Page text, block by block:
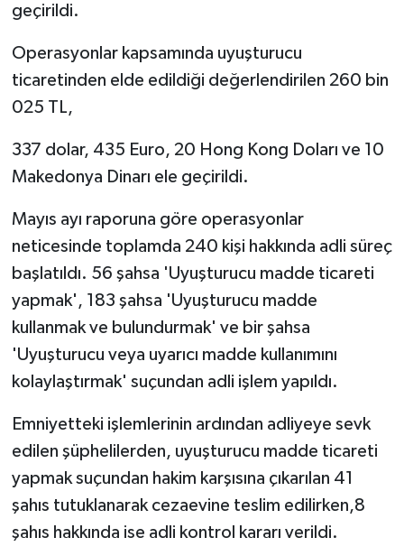
geçirildi.
Operasyonlar kapsamında uyuşturucu
ticaretinden elde edildiği değerlendirilen 260 bin
025 TL,
337 dolar, 435 Euro, 20 Hong Kong Doları ve 10
Makedonya Dinarı ele geçirildi.
Mayıs ayı raporuna göre operasyonlar
neticesinde toplamda 240 kişi hakkında adli süreç
başlatıldı. 56 şahsa 'Uyuşturucu madde ticareti
yapmak', 183 şahsa 'Uyuşturucu madde
kullanmak ve bulundurmak' ve bir şahsa
'Uyuşturucu veya uyarıcı madde kullanımını
kolaylaştırmak' suçundan adli işlem yapıldı.
Emniyetteki işlemlerinin ardından adliyeye sevk
edilen şüphelilerden, uyuşturucu madde ticareti
yapmak suçundan hakim karşısına çıkarılan 41
şahıs tutuklanarak cezaevine teslim edilirken,8
şahıs hakkında ise adli kontrol kararı verildi.
Sağlık
SİYASET
SPOR HABERLERİ
TEKNOLOJİ
ÜLKE GÜNDEMİ
YAŞAM
Yerel Haberler